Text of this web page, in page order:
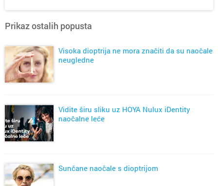
Prikaz ostalih popusta
Visoka dioptrija ne mora značiti da su naočale
neugledne
Vidite širu sliku uz HOYA Nulux iDentity
naočalne leće
Sunčane naočale s dioptrijom